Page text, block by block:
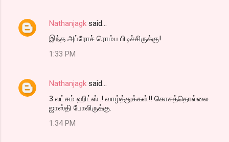
Nathanjagk said…
இந்த அப்ரோச் ரொம்ப பிடிச்சிருக்கு!
1:33 PM
Nathanjagk said…
3 லட்சம் ஹிட்ஸ்..! வாழ்த்துக்கள்!! ​கொசுத்தொல்லை
ஜாஸ்தி போலிருக்கு.
1:34 PM